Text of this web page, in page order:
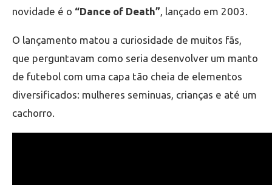
novidade é o “Dance of Death”, lançado em 2003.
O lançamento matou a curiosidade de muitos fãs,
que perguntavam como seria desenvolver um manto
de futebol com uma capa tão cheia de elementos
diversificados: mulheres seminuas, crianças e até um
cachorro.